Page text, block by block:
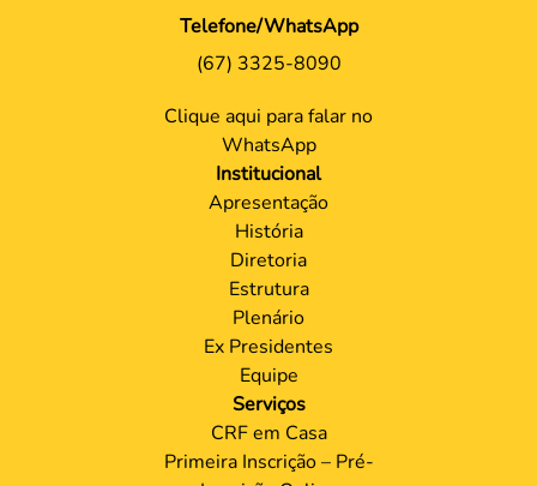
Telefone/WhatsApp
(67) 3325-8090
Clique aqui para falar no
WhatsApp
Institucional
Apresentação
História
Diretoria
Estrutura
Plenário
Ex Presidentes
Equipe
Serviços
CRF em Casa
Primeira Inscrição – Pré-